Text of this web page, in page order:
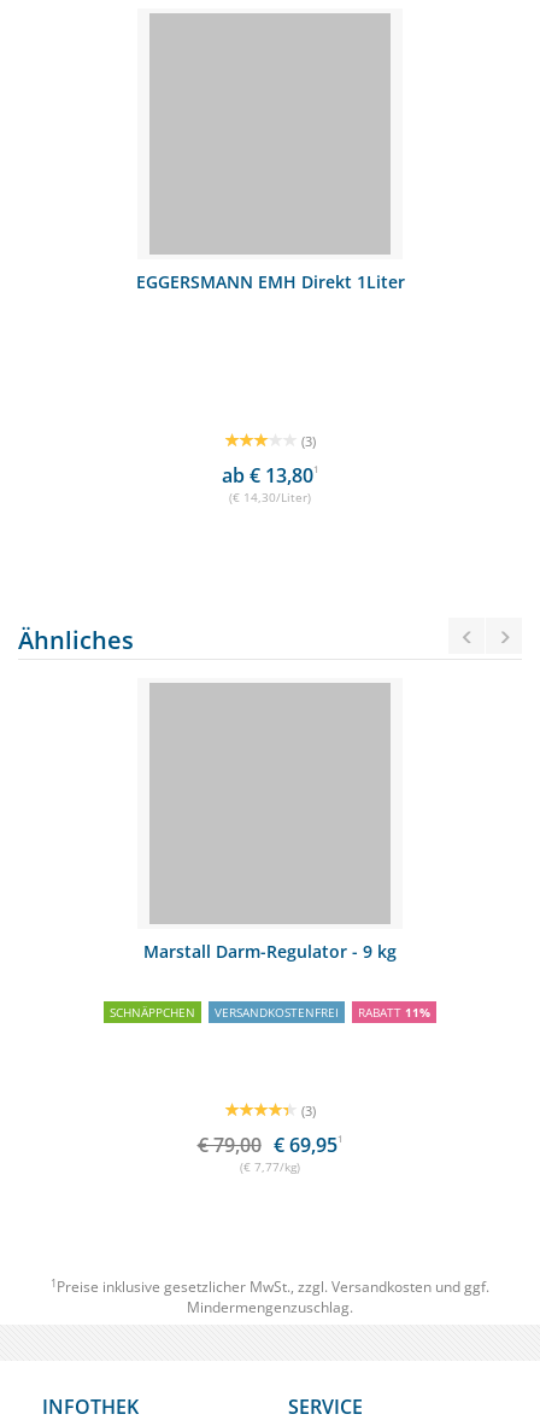
EGGERSMANN EMH Direkt 1Liter
(3)
ab € 13,801
(€ 14,30/Liter)
Ähnliches
Marstall Darm-Regulator - 9 kg
SCHNÄPPCHEN VERSANDKOSTENFREI RABATT 11%
(3)
€ 79,00 € 69,951
(€ 7,77/kg)
1 Preise inklusive gesetzlicher MwSt., zzgl. Versandkosten und ggf.
Mindermengenzuschlag.
INFOTHEK SERVICE